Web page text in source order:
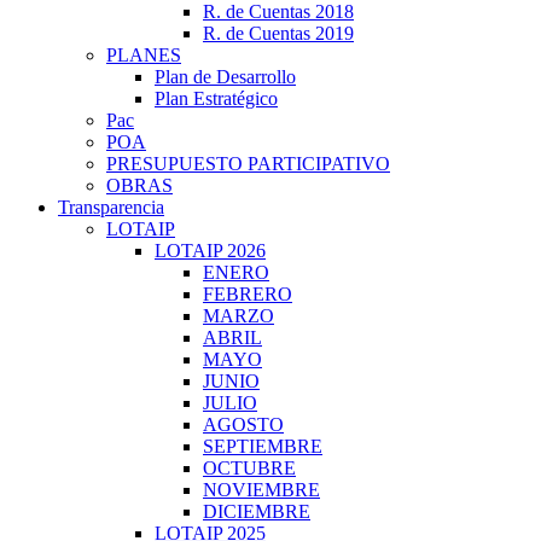
R. de Cuentas 2018
R. de Cuentas 2019
PLANES
Plan de Desarrollo
Plan Estratégico
Pac
POA
PRESUPUESTO PARTICIPATIVO
OBRAS
Transparencia
LOTAIP
LOTAIP 2026
ENERO
FEBRERO
MARZO
ABRIL
MAYO
JUNIO
JULIO
AGOSTO
SEPTIEMBRE
OCTUBRE
NOVIEMBRE
DICIEMBRE
LOTAIP 2025